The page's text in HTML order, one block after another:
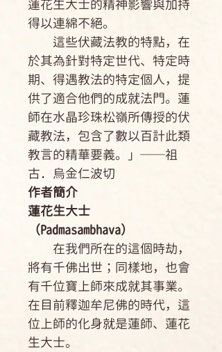
蓮花生大士的精神影響與加持
得以連綿不絕。
這些伏藏法教的特點，在
於其為針對特定世代、特定時
期、得遇教法的特定個人，提
供了適合他們的成就法門。蓮
師在水晶珍珠松嶺所傳授的伏
藏教法，包含了數以百計此類
教言的精華要義。」──祖
古．烏金仁波切
作者簡介
蓮花生大士
（Padmasambhava）
在我們所在的這個時劫，
將有千佛出世；同樣地，也會
有千位寶上師來成就其事業。
在目前釋迦牟尼佛的時代，這
位上師的化身就是蓮師、蓮花
生大士。